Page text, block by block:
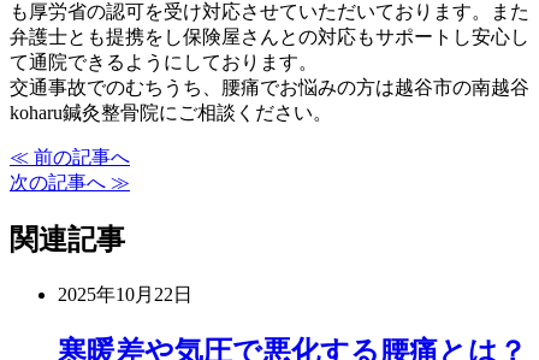
も厚労省の認可を受け対応させていただいております。また
弁護士とも提携をし保険屋さんとの対応もサポートし安心し
て通院できるようにしております。
交通事故でのむちうち、腰痛でお悩みの方は越谷市の南越谷
koharu鍼灸整骨院にご相談ください。
≪ 前の記事へ
次の記事へ ≫
関連記事
2025年10月22日
寒暖差や気圧で悪化する腰痛とは？